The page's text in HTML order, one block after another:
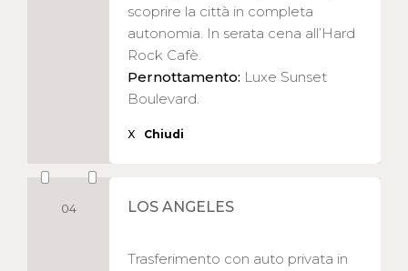
scoprire la città in completa
autonomia. In serata cena all’Hard
Rock Cafè.
Pernottamento: Luxe Sunset
Boulevard.
X Chiudi
04 LOS ANGELES
Trasferimento con auto privata in